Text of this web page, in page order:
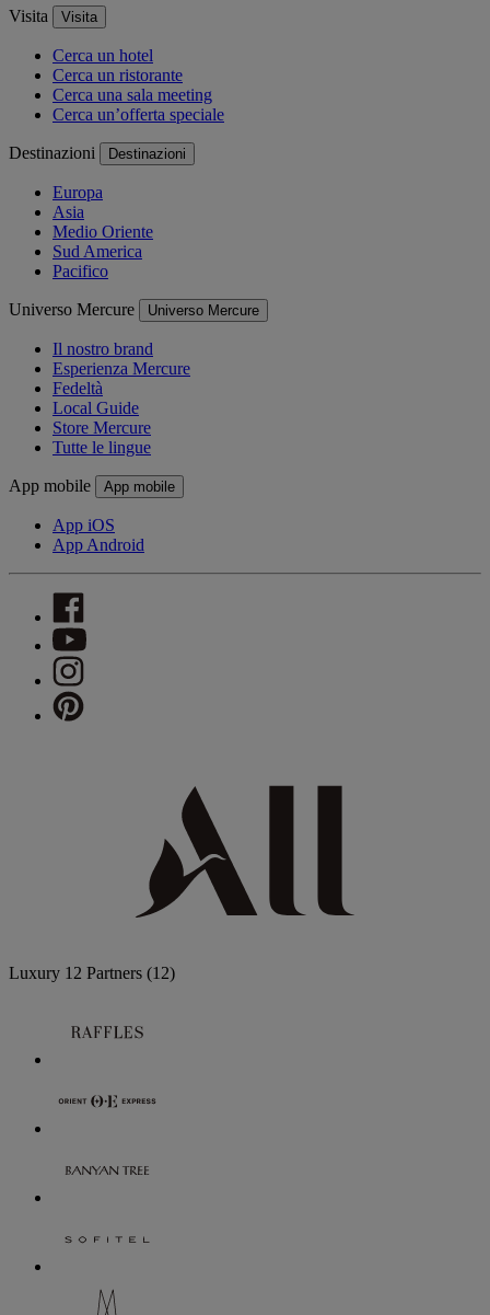
Visita Visita
Cerca un hotel
Cerca un ristorante
Cerca una sala meeting
Cerca un’offerta speciale
Destinazioni Destinazioni
Europa
Asia
Medio Oriente
Sud America
Pacifico
Universo Mercure Universo Mercure
Il nostro brand
Esperienza Mercure
Fedeltà
Local Guide
Store Mercure
Tutte le lingue
App mobile App mobile
App iOS
App Android
Luxury 12 Partners (12)